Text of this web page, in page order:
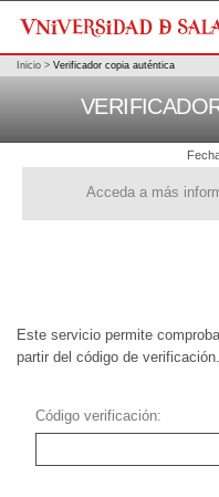
Acceda a más
Inicio > Verificador copia auténtica
Este servicio permite
partir del código de verificación.
Código verificación